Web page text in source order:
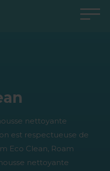
nettoyante
est respectueuse de
Eco Clean, Roam
nettoyante